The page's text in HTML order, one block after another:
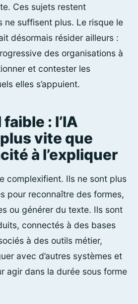
Ces sujets restent
ne suffisent plus. Le risque le
désormais résider ailleurs :
des organisations à
et contester les
elles s’appuient.
: l’IA
vite que
à l’expliquer
complexifient. Ils ne sont plus
pour reconnaître des formes,
ou générer du texte. Ils sont
connectés à des bases
à des outils métier,
avec d’autres systèmes et
agir dans la durée sous forme